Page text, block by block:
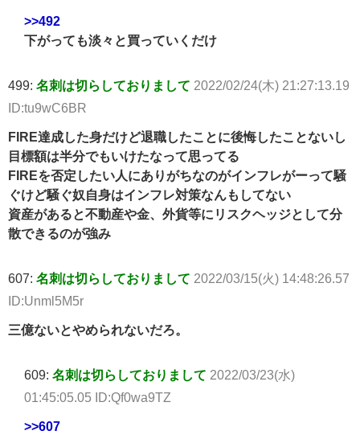
>>492
下がっても淡々と買っていくだけ
499: 名刺は切らしておりまして 2022/02/24(木) 21:27:13.19
ID:tu9wC6BR
FIRE達成した身だけど退職したことに後悔したことないし
目標額は半分でもいけたなって思ってる
FIREを否定したい人にありがちなのがインフレがーって騒
ぐけど騒ぐ奴自身はインフレ対策なんもしてない
資産があると不動産や金、外貨等にリスクヘッジとして分
散できるのが強み
607: 名刺は切らしておりまして 2022/03/15(火) 14:48:26.57
ID:Unml5M5r
三億ないとやめられないだろ。
609: 名刺は切らしておりまして 2022/03/23(水)
01:45:05.05 ID:Qf0wa9TZ
>>607